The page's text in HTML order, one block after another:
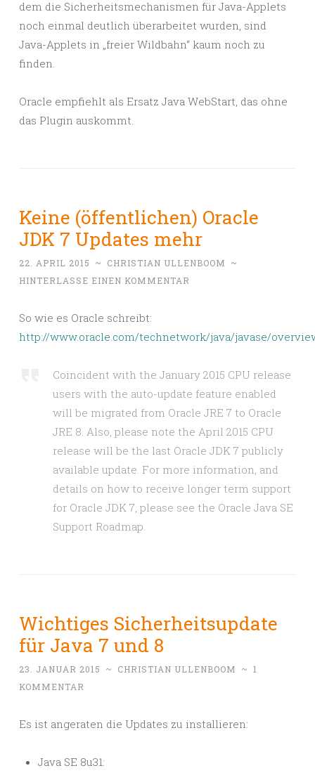
dem die Sicherheitsmechanismen für Java-Applets
noch einmal deutlich überarbeitet wurden, sind
Java-Applets in „freier Wildbahn“ kaum noch zu
finden.
Oracle empfiehlt als Ersatz Java WebStart, das ohne
das Plugin auskommt.
Keine (öffentlichen) Oracle
JDK 7 Updates mehr
22. APRIL 2015 ~ CHRISTIAN ULLENBOOM
~
HINTERLASSE EINEN KOMMENTAR
So wie es Oracle schreibt:
http://www.oracle.com/technetwork/java/javase/
Coincident with the January 2015 CPU release
users with the auto-update feature enabled
will be migrated from Oracle JRE 7 to Oracle
JRE 8. Also, please note the April 2015 CPU
release will be the last Oracle JDK 7 publicly
available update. For more information, and
details on how to receive longer term support
for Oracle JDK 7, please see the Oracle Java SE
Support Roadmap.
Wichtiges Sicherheitsupdate
für Java 7 und 8
23. JANUAR 2015 ~ CHRISTIAN ULLENBOOM ~ 1
KOMMENTAR
Es ist angeraten die Updates zu installieren:
Java SE 8u31: